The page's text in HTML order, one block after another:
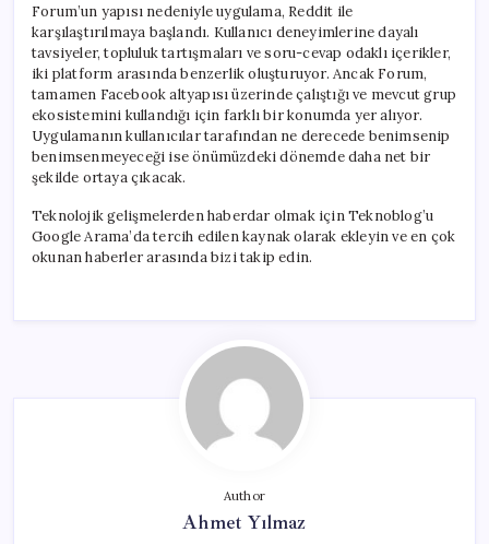
Forum’un yapısı nedeniyle uygulama, Reddit ile
karşılaştırılmaya başlandı. Kullanıcı deneyimlerine dayalı
tavsiyeler, topluluk tartışmaları ve soru-cevap odaklı içerikler,
iki platform arasında benzerlik oluşturuyor. Ancak Forum,
tamamen Facebook altyapısı üzerinde çalıştığı ve mevcut grup
ekosistemini kullandığı için farklı bir konumda yer alıyor.
Uygulamanın kullanıcılar tarafından ne derecede benimsenip
benimsenmeyeceği ise önümüzdeki dönemde daha net bir
şekilde ortaya çıkacak.
Teknolojik gelişmelerden haberdar olmak için Teknoblog’u
Google Arama’da tercih edilen kaynak olarak ekleyin ve en çok
okunan haberler arasında bizi takip edin.
Author
Ahmet Yılmaz